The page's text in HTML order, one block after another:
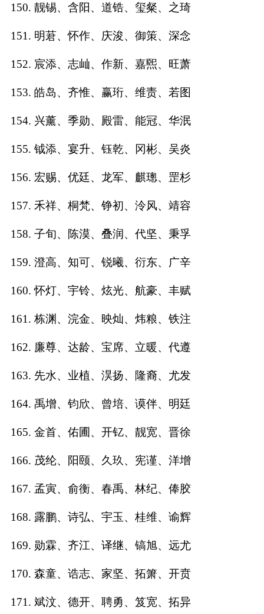
150. 靓锡、含阳、道锆、玺粲、之琦
151. 明莙、怀作、庆浚、御策、深念
152. 宸添、志屾、作新、嘉煕、旺萧
153. 皓岛、齐惟、赢珩、维责、若图
154. 兴薰、季勋、殿雷、能冠、华泯
155. 钺添、宴升、钰乾、冈彬、吴炎
156. 宏赐、优廷、龙军、麒璁、罡杉
157. 禾祥、桐梵、铮初、泠风、靖容
158. 子旬、陈漠、叠润、代坚、秉孚
159. 澄高、知可、锐曦、衍东、广辛
160. 怀灯、宇铃、炫光、航豪、丰赋
161. 栋渊、浣金、映灿、炜粮、铁注
162. 廉尊、达龄、宝席、立暖、代遵
163. 先水、业植、淏扬、隆裔、尤发
164. 禹增、钧欣、曾培、谟伴、明廷
165. 金首、佑圃、开钇、靓宽、晋徐
166. 茂纶、阳颐、久玖、宪谨、洋增
167. 孟寅、俞衡、春禹、林纪、俸胶
168. 露鹏、诗弘、宇玉、桂维、谕辉
169. 勋霖、齐江、译继、镐旭、远尤
170. 森童、诰志、家坚、拓箫、开贲
171. 斌汶、德开、聘勇、笈宽、拓异